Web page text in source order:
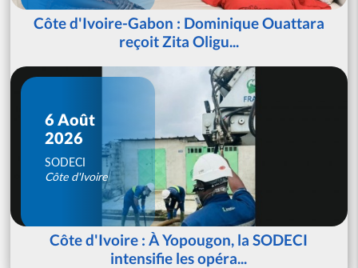
Côte d'Ivoire-Gabon : Dominique Ouattara
reçoit Zita Oligu...
6 Août
2026
SODECI
Côte d'Ivoire
Côte d'Ivoire : À Yopougon, la SODECI
intensifie les opéra...